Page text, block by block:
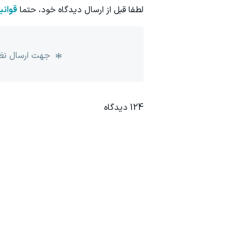
لطفا قبل از ارسال دیدگاه خود، حتما
جهت ارسال
124 دیدگاه